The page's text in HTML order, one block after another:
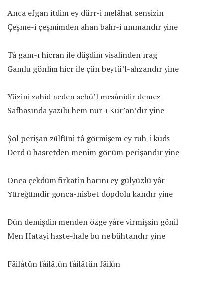
Anca efgan itdim ey dürr-i melâhat sensizin
Çeşme-i çeşmimden ahan bahr-i ummandır yine
Tâ gam-ı hicran ile düşdim visalinden ırag
Gamlu gönlim hicr ile çün beytü’l-ahzandır yine
Yüzini zahid neden sebü’l mesânidir demez
Safhasında yazılu hem nur-ı Kur’an’dır yine
Şol perişan zülfüni tâ görmişem ey ruh-i kuds
Derd ü hasretden menim gönüm perişandır yine
Onca çekdüm firkatin harını ey gülyüzlü yâr
Yüreğümdir gonca-nisbet dopdolu kandır yine
Dün demişdin menden özge yâre virmişsin gönil
Men Hatayi haste-hale bu ne bühtandır yine
Fâilâtûn fâilâtün fâilâtün fâilün